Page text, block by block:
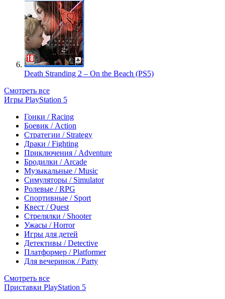
Death Stranding 2 – On the Beach (PS5)
Смотреть все
Игры PlayStation 5
Гонки / Racing
Боевик / Action
Стратегии / Strategy
Драки / Fighting
Приключения / Adventure
Бродилки / Arcade
Музыкальные / Music
Симуляторы / Simulator
Ролевые / RPG
Спортивные / Sport
Квест / Quest
Стрелялки / Shooter
Ужасы / Horror
Игры для детей
Детективы / Detective
Платформер / Platformer
Для вечеринок / Party
Смотреть все
Приставки PlayStation 5